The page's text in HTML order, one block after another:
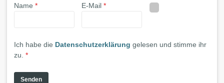
Name * E-Mail*
Ich habe die Datenschutzerklärung gelesen und stimme ihr
zu. *